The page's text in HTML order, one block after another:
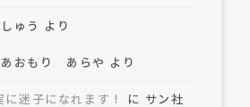
しゅう より
あおもり あらや より
に迷子になれます！ に サン社